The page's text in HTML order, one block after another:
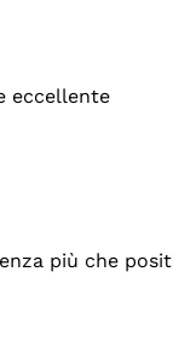
eccellente
più che